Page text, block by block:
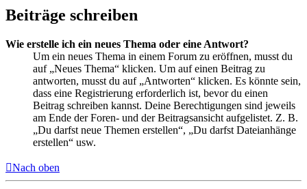
Beiträge schreiben
Wie erstelle ich ein neues Thema oder eine Antwort?
Um ein neues Thema in einem Forum zu eröffnen, musst du
auf „Neues Thema“ klicken. Um auf einen Beitrag zu
antworten, musst du auf „Antworten“ klicken. Es könnte sein,
dass eine Registrierung erforderlich ist, bevor du einen
Beitrag schreiben kannst. Deine Berechtigungen sind jeweils
am Ende der Foren- und der Beitragsansicht aufgelistet. Z. B.
„Du darfst neue Themen erstellen“, „Du darfst Dateianhänge
erstellen“ usw.
Nach oben